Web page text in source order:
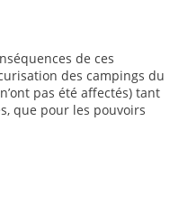
de ces
des campings du
pas été affectés) tant
que pour les pouvoirs